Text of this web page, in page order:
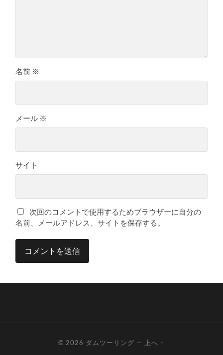
名前 ※
メール ※
サイト
次回のコメントで使用するためブラウザーに自分の
名前、メールアドレス、サイトを保存する。
© 2026 ダムツーリング — 上へ ↑